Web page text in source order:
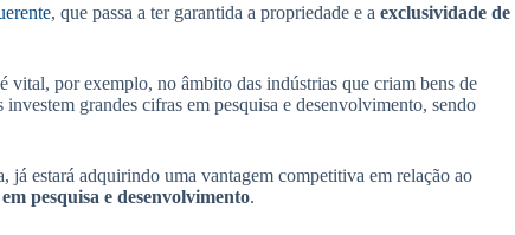
, que passa a ter garantida a propriedade e a exclusividade de
vital, por exemplo, no âmbito das indústrias que criam bens de
grandes cifras em pesquisa e desenvolvimento, sendo
já estará adquirindo uma vantagem competitiva em relação ao
pesquisa e desenvolvimento.